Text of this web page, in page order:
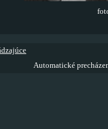
Automatické